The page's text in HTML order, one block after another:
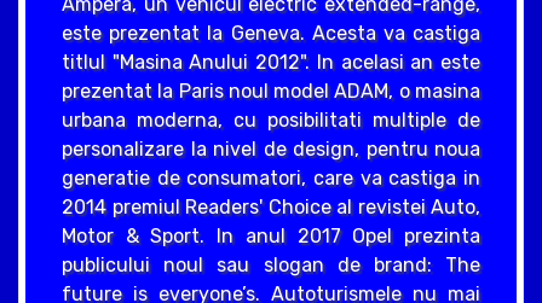
este prezentat la Geneva. Acesta va castiga
titlul "Masina Anului 2012". In acelasi an este
prezentat la Paris noul model ADAM, o masina
urbana moderna, cu posibilitati multiple de
personalizare la nivel de design, pentru noua
generatie de consumatori, care va castiga in
2014 premiul Readers' Choice al revistei Auto,
Motor & Sport. In anul 2017 Opel prezinta
publicului noul sau slogan de brand: The
future is everyone’s. Autoturismele nu mai